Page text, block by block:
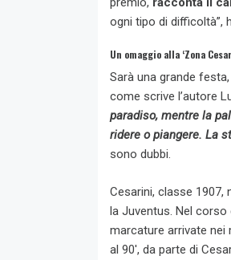
ogni tipo di difficoltà”,
Un omaggio alla ‘Zona
Sarà una grande
come scrive l’autore
paradiso, mentre la
ridere o piangere. La
sono dubbi.
Cesarini, classe 1907,
la Juventus. Nel corso
marcature arrivate nei
al 90′, da parte di